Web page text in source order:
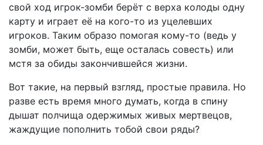
свой ход игрок-зомби берёт с верха колоды одну
карту и играет её на кого-то из уцелевших
игроков. Таким образо помогая кому-то (ведь у
зомби, может быть, еще осталась совесть) или
мстя за обиды закончившейся жизни.
Вот такие, на первый взгляд, простые правила. Но
разве есть время много думать, когда в спину
дышат полчища одержимых живых мертвецов,
жаждущие пополнить тобой свои ряды?